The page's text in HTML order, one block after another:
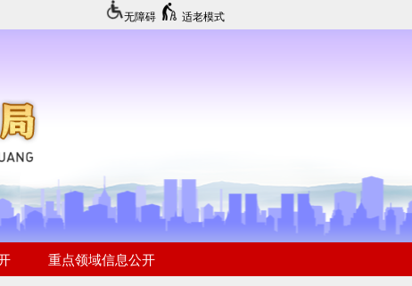
无障碍 适老模式